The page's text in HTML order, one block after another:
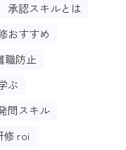
承認スキルとは
おすすめ
職防止
ぶ
問スキル
修 roi